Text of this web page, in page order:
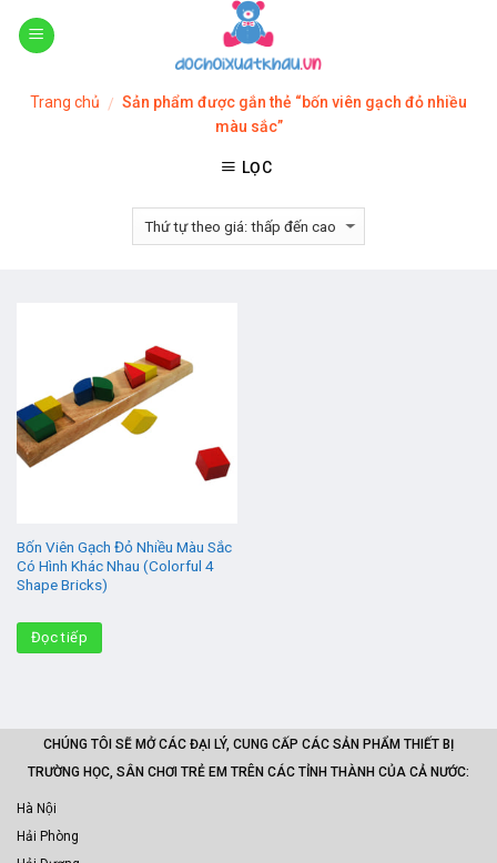
Skip
Trang chủ / Sản phẩm được gắn thẻ “bốn viên gạch đỏ nhiều
màu sắc”
LỌC
Bốn Viên Gạch Đỏ Nhiều Màu Sắc
Có Hình Khác Nhau (Colorful 4
Shape Bricks)
Đọc tiếp
CHÚNG TÔI SẼ MỞ CÁC ĐẠI LÝ, CUNG CẤP CÁC SẢN PHẨM THIẾT BỊ
TRƯỜNG HỌC, SÂN CHƠI TRẺ EM TRÊN CÁC TỈNH THÀNH CỦA CẢ NƯỚC:
Hà Nội
Hải Phòng